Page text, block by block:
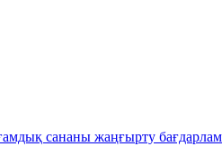
сананы жаңғырту